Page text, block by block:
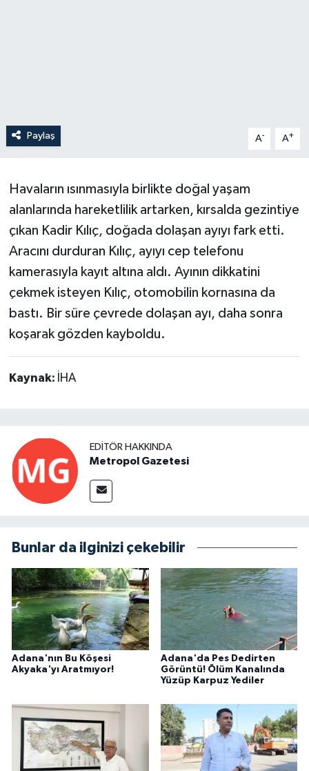
Paylaş A- A+
Havaların ısınmasıyla birlikte doğal yaşam
alanlarında hareketlilik artarken, kırsalda gezintiye
çıkan Kadir Kılıç, doğada dolaşan ayıyı fark etti.
Aracını durduran Kılıç, ayıyı cep telefonu
kamerasıyla kayıt altına aldı. Ayının dikkatini
çekmek isteyen Kılıç, otomobilin kornasına da
bastı. Bir süre çevrede dolaşan ayı, daha sonra
koşarak gözden kayboldu.
Kaynak: İHA
EDITÖR HAKKINDA
Metropol Gazetesi
Bunlar da ilginizi çekebilir
Adana'nın Bu Köşesi
Akyaka'yı Aratmıyor!
Adana'da Pes Dedirten
Görüntü! Ölüm Kanalında
Yüzüp Karpuz Yediler